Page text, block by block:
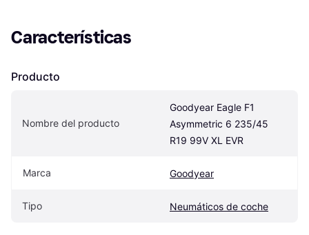
Características
Producto
Nombre del producto
Goodyear Eagle F1
Asymmetric 6 235/45
R19 99V XL EVR
Marca Goodyear
Tipo Neumáticos de coche